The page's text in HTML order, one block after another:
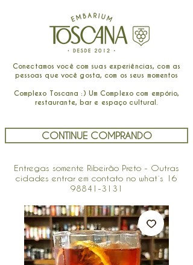
Conectamos você com suas experiências, com as
pessoas que você gosta, com os seus momentos
Complexo Toscana :) Um Complexo com empório,
restaurante, bar e espaço cultural.
CONTINUE COMPRANDO
Entregas somente Ribeirão Preto - Outras
cidades entrar em contato no what´s 16
98841-3131